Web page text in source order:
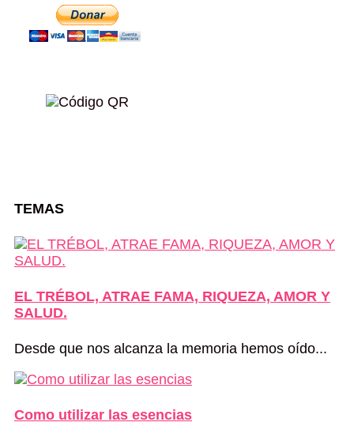
TEMAS
EL TRÉBOL, ATRAE FAMA, RIQUEZA, AMOR Y
SALUD.
Desde que nos alcanza la memoria hemos oído...
Como utilizar las esencias